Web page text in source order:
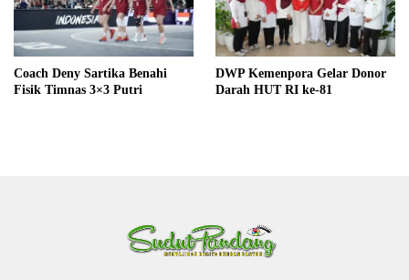
Coach Deny Sartika Benahi
Fisik Timnas 3×3 Putri
DWP Kemenpora Gelar Donor
Darah HUT RI ke-81